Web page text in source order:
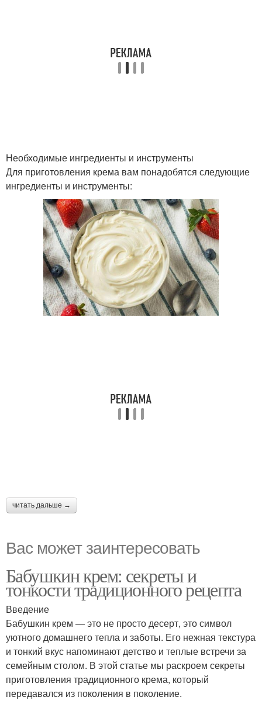
Необходимые ингредиенты и инструменты
Для приготовления крема вам понадобятся следующие
ингредиенты и инструменты:
читать дальше →
Вас может заинтересовать
Бабушкин крем: секреты и
тонкости традиционного рецепта
Введение
Бабушкин крем — это не просто десерт, это символ
уютного домашнего тепла и заботы. Его нежная текстура
и тонкий вкус напоминают детство и теплые встречи за
семейным столом. В этой статье мы раскроем секреты
приготовления традиционного крема, который
передавался из поколения в поколение.